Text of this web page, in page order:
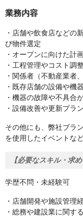
業務内容
・店舗や飲食店などの
び物件選定
・オープンに向けた計
・工程管理やコスト調
・関係者（不動産業者
・既存店舗の設備や機
・機器の故障や不具合
・設備改善や更新プラ
その他にも、弊社ブラ
を使用したイベントな
【必要なスキル・求
学歴不問・未経験可
・店舗開発や施設管理
・総務や建設業に関す